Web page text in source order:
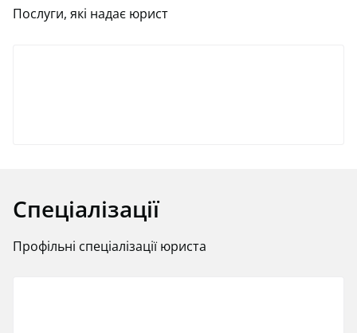
Послуги, які надає юрист
Спеціалізації
Профільні спеціалізації юриста